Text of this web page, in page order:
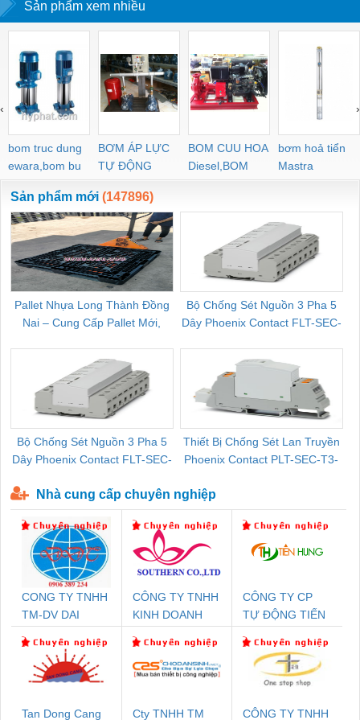
Sản phẩm xem nhiều
bom truc dung
ewara,bom bu
ewara
BƠM ÁP LỰC
TỰ ĐỘNG
BOM CUU HOA
Diesel,BOM
CHUA CHAY
bơm hoả tiển
Mastra
‹ ›
Sản phẩm mới (147896)
Pallet Nhựa Long Thành Đồng
Nai – Cung Cấp Pallet Mới,
Bộ Chống Sét Nguồn 3 Pha 5
Dây Phoenix Contact FLT-SEC-
Bộ Chống Sét Nguồn 3 Pha 5
Dây Phoenix Contact FLT-SEC-
Thiết Bị Chống Sét Lan Truyền
Phoenix Contact PLT-SEC-T3-
Nhà cung cấp chuyên nghiệp
CONG TY TNHH
TM-DV DAI
CÔNG TY TNHH
KINH DOANH
PHƯƠNG NAM
CÔNG TY CP
TỰ ĐỘNG TIẾN
Tan Dong Cang
Cty TNHH TM
CÔNG TY TNHH